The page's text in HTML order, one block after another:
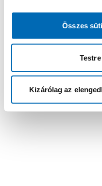
Összes
Kizárólag az